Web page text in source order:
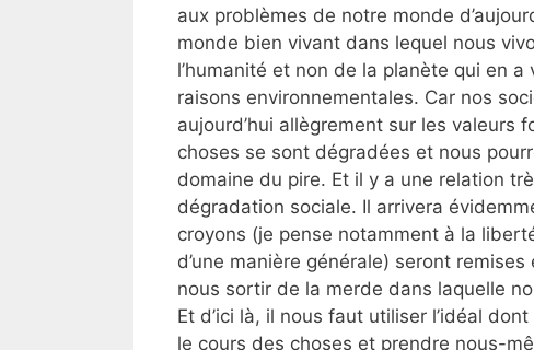
aux problèmes de notre monde
monde bien vivant dans lequel nous
l’humanité et non de la planète qui en
raisons environnementales. Car nos
aujourd’hui allègrement sur les valeurs
choses se sont dégradées et nous
domaine du pire. Et il y a une relation
dégradation sociale. Il arrivera
croyons (je pense notamment à la
d’une manière générale) seront
nous sortir de la merde dans laquelle
Et d’ici là, il nous faut utiliser l’idéal
le cours des choses et prendre nous-